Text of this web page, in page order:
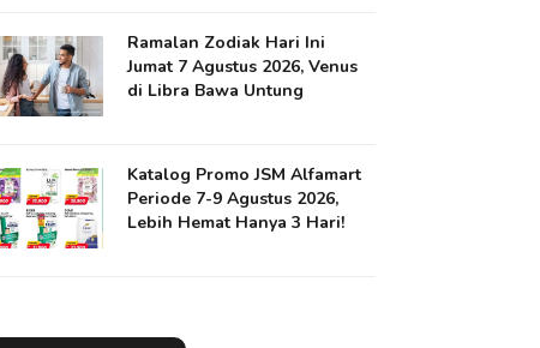
Ramalan Zodiak Hari Ini
Jumat 7 Agustus 2026, Venus
di Libra Bawa Untung
Katalog Promo JSM Alfamart
Periode 7-9 Agustus 2026,
Lebih Hemat Hanya 3 Hari!